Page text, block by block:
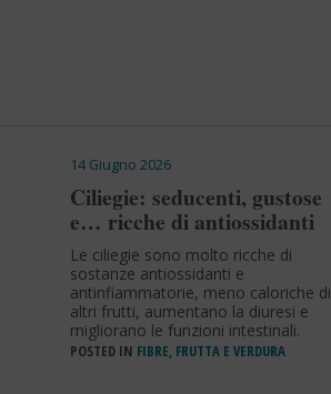
14 Giugno 2026
Ciliegie: seducenti, gustose
e… ricche di antiossidanti
Le ciliegie sono molto ricche di
sostanze antiossidanti e
antinfiammatorie, meno caloriche di
altri frutti, aumentano la diuresi e
migliorano le funzioni intestinali.
POSTED IN FIBRE, FRUTTA E VERDURA